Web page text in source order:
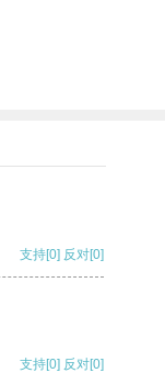
支持[0] 反对[0]
支持[0] 反对[0]